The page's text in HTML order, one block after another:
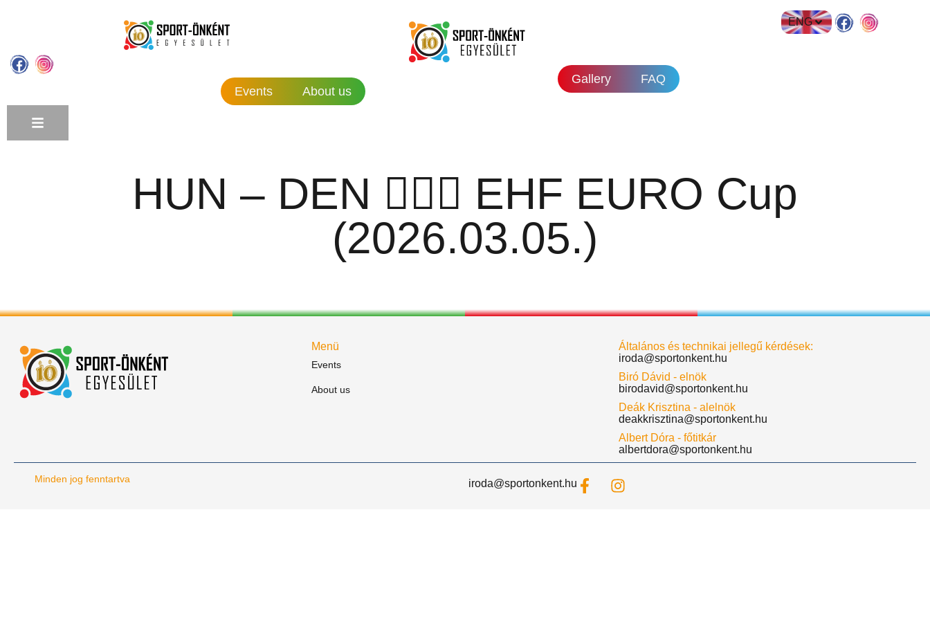
Events About us
Gallery FAQ
ENG
HUN – DEN 🤾🏻‍♀️ EHF EURO Cup
(2026.03.05.)
Menü
Events
About us
Általános és technikai jellegű kérdések:
iroda@sportonkent.hu
Biró Dávid - elnök
birodavid@sportonkent.hu
Deák Krisztina - alelnök
deakkrisztina@sportonkent.hu
Albert Dóra - főtitkár
albertdora@sportonkent.hu
Minden jog fenntartva iroda@sportonkent.hu